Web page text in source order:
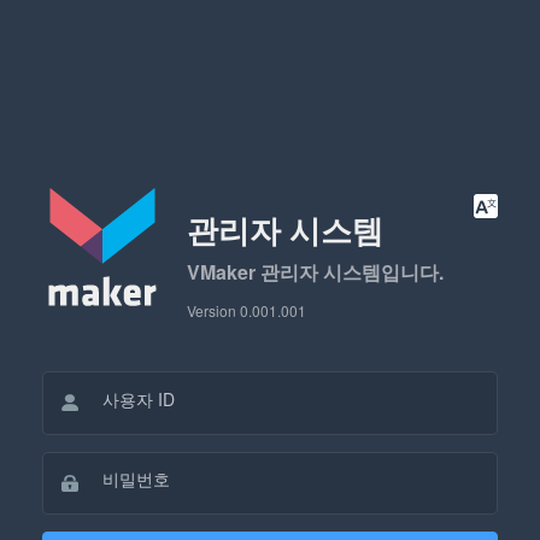
관리자 시스템
VMaker 관리자 시스템입니다.
Version 0.001.001